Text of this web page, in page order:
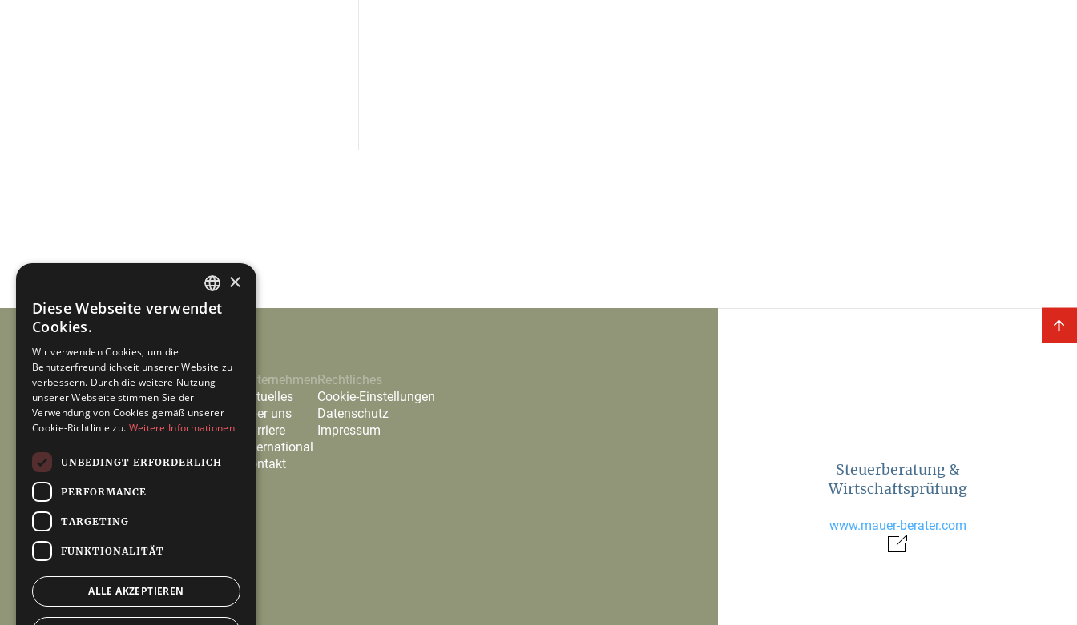
Leistungen
Sustainability Advisory
Governance, Risk & Compliance
Unternehmen
Aktuelles
Über uns
Karriere
International
Kontakt
Rechtliches
Cookie-Einstellungen
Datenschutz
Impressum
Steuerberatung &
Wirtschaftsprüfung
www.mauer-berater.com
GERMAN
×
Diese Webseite verwendet
Cookies.
Wir verwenden Cookies, um die
Benutzerfreundlichkeit unserer Website zu
verbessern. Durch die weitere Nutzung
unserer Webseite stimmen Sie der
Verwendung von Cookies gemäß unserer
Cookie-Richtlinie zu. Weitere Informationen
UNBEDINGT ERFORDERLICH
PERFORMANCE
TARGETING
FUNKTIONALITÄT
ALLE AKZEPTIEREN